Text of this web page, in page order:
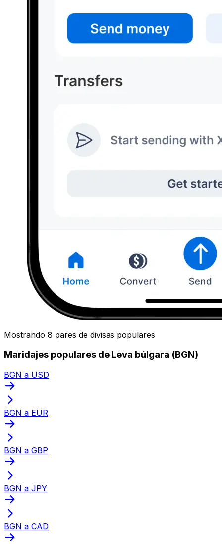
Mostrando 8 pares de divisas populares
Maridajes populares de Leva búlgara (BGN)
BGN a USD
BGN a EUR
BGN a GBP
BGN a JPY
BGN a CAD